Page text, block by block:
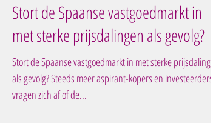
Stort de Spaanse vastgoedmarkt in
met sterke prijsdalingen als gevolg?
Stort de Spaanse vastgoedmarkt in met sterke prijsdalingen
als gevolg? Steeds meer aspirant-kopers en investeerders
vragen zich af of de...